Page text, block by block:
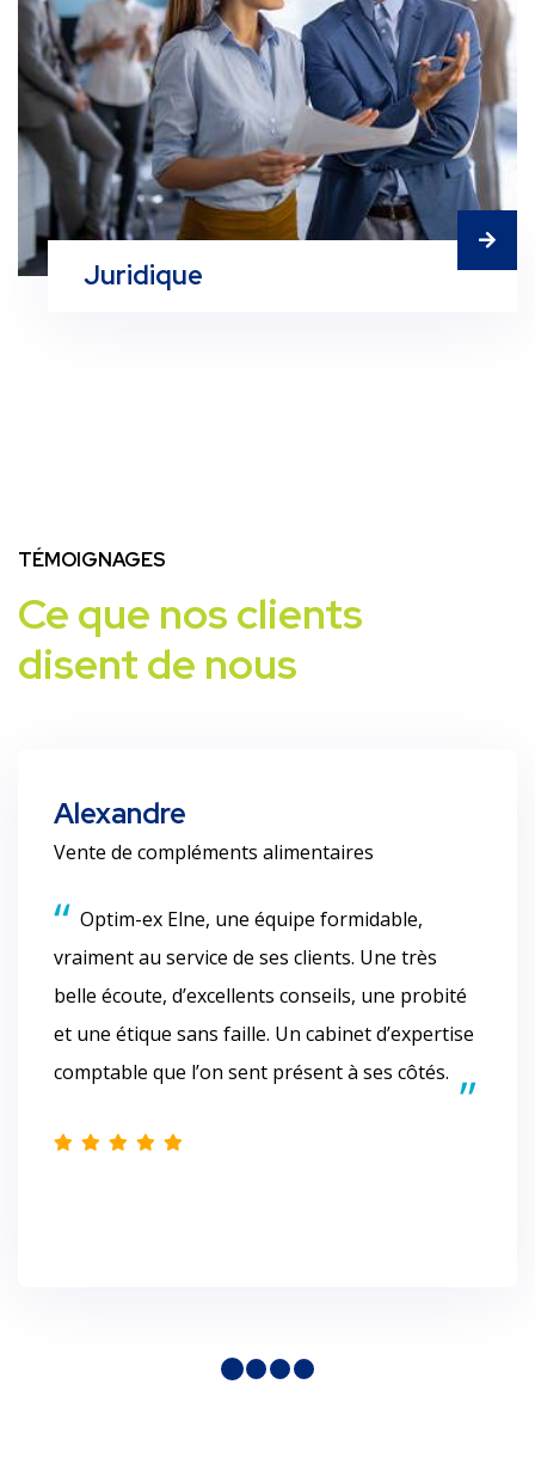
Juridique
TÉMOIGNAGES
Ce que nos clients
disent de nous
Alexandre
Vente de compléments alimentaires
Optim-ex Elne, une équipe formidable,
vraiment au service de ses clients. Une très
belle écoute, d’excellents conseils, une probité
et une étique sans faille. Un cabinet d’expertise
comptable que l’on sent présent à ses côtés.